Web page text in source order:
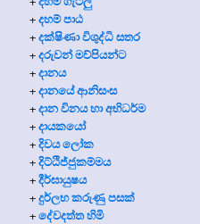
+දහම් පාඨ
+දක්ෂිණා විශුද්ධි සතර
+දරුවන් මව්පියන්ට
+දානය
+දානයේ ආනිසංස
+දාන විනය හා අභිධර්ම
+දායකයෝ
+දිවය ලෝක
+දිට්ඨිජ්ජුකම්මය
+දීර්ඝායුෂය
+දුර්ලභ කරුණු පසක්
+දේවදත්ත හිමි